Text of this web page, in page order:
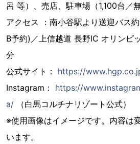
呂 等）、売店、駐車場（1,100台／無
アクセス ：南小谷駅より送迎バス
B予約)／上信越道 長野IC オリンピ
分
公式サイト： https://
Instagram： https://
a/ （白馬コルチナリゾート公式）
※使用画像はイメージです。内容は
います。